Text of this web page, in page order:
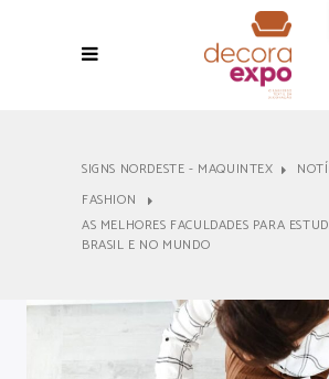
SIGNS NORDESTE - MAQUINTEX
FASHION
AS MELHORES FACULDADES PARA
BRASIL E NO MUNDO